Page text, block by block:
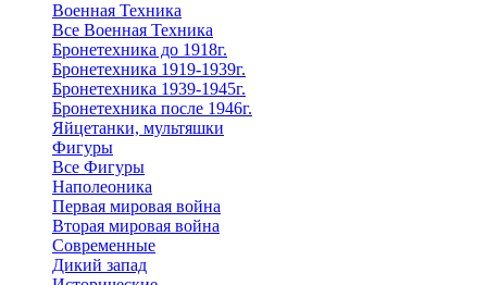
Военная Техника
Все Военная Техника
Бронетехника до 1918г.
Бронетехника 1919-1939г.
Бронетехника 1939-1945г.
Бронетехника после 1946г.
Яйцетанки, мультяшки
Фигуры
Все Фигуры
Наполеоника
Первая мировая война
Вторая мировая война
Современные
Дикий запад